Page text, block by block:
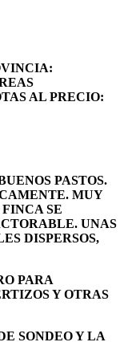
AL PRECIO:
PASTOS.
MUY
SE
UNAS
DISPERSOS,
PARA
Y OTRAS
SONDEO Y LA